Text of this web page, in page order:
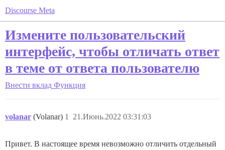
Discourse Meta
Измените пользовательский
интерфейс, чтобы отличать ответ
в теме от ответа пользователю
Внести вклад Функция
volanar (Volanar) 21.Июнь.2022 03:31:03
1
Привет. В настоящее время невозможно отличить отдельный